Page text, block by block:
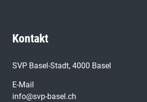
Kontakt
SVP Basel-Stadt, 4000 Basel
E-Mail
info@svp-basel.ch